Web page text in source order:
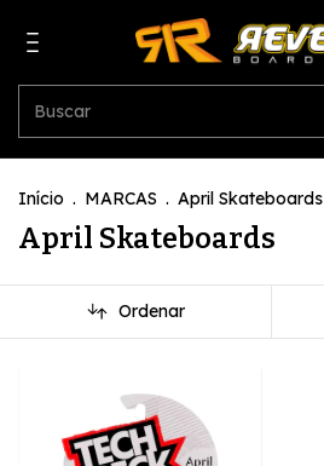
Início . MARCAS . April Skateboards
April Skateboards
Ordenar